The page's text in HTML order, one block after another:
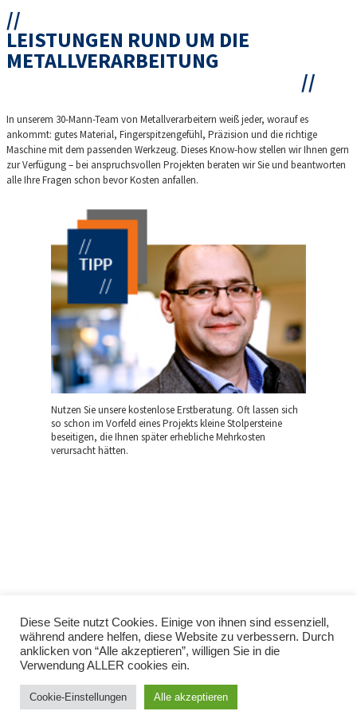
LEISTUNGEN RUND UM DIE
METALLVERARBEITUNG
In unserem 30-Mann-Team von Metallverarbeitern weiß jeder, worauf es
ankommt: gutes Material, Fingerspitzengefühl, Präzision und die richtige
Maschine mit dem passenden Werkzeug. Dieses Know-how stellen wir Ihnen gern
zur Verfügung – bei anspruchsvollen Projekten beraten wir Sie und beantworten
alle Ihre Fragen schon bevor Kosten anfallen.
Nutzen Sie unsere kostenlose Erstberatung. Oft lassen sich
so schon im Vorfeld eines Projekts kleine Stolpersteine
beseitigen, die Ihnen später erhebliche Mehrkosten
verursacht hätten.
Impressum & Datenschutz
AGBs
AEBs
Diese Seite nutzt Cookies. Einige von ihnen sind essenziell,
während andere helfen, diese Website zu verbessern. Durch
anklicken von “Alle akzeptieren”, willigen Sie in die
Verwendung ALLER cookies ein.
Cookie-Einstellungen Alle akzeptieren